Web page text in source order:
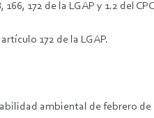
172 de la LGAP y 1.2 del
172 de la LGAP.
ambiental de febrero de